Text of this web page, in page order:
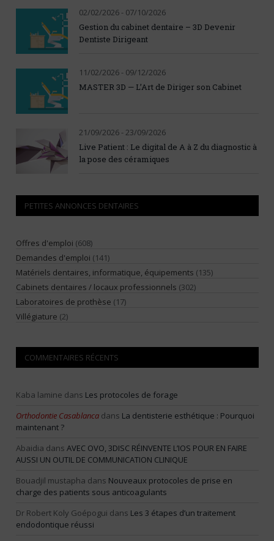
02/02/2026 - 07/10/2026
Gestion du cabinet dentaire – 3D Devenir
Dentiste Dirigeant
11/02/2026 - 09/12/2026
MASTER 3D — L’Art de Diriger son Cabinet
21/09/2026 - 23/09/2026
Live Patient : Le digital de A à Z du diagnostic à
la pose des céramiques
PETITES ANNONCES DENTAIRES
Offres d'emploi (608)
Demandes d'emploi (141)
Matériels dentaires, informatique, équipements (135)
Cabinets dentaires / locaux professionnels (302)
Laboratoires de prothèse (17)
Villégiature (2)
COMMENTAIRES RÉCENTS
Kaba lamine dans Les protocoles de forage
Orthodontie Casablanca dans La dentisterie esthétique : Pourquoi
maintenant ?
Abaidia dans AVEC OVO, 3DISC RÉINVENTE L’IOS POUR EN FAIRE
AUSSI UN OUTIL DE COMMUNICATION CLINIQUE
Bouadjil mustapha dans Nouveaux protocoles de prise en
charge des patients sous anticoagulants
Dr Robert Koly Goépogui dans Les 3 étapes d’un traitement
endodontique réussi